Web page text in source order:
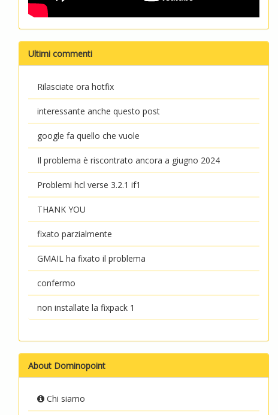
Ultimi commenti
Rilasciate ora hotfix
interessante anche questo post
google fa quello che vuole
Il problema è riscontrato ancora a giugno 2024
Problemi hcl verse 3.2.1 if1
THANK YOU
fixato parzialmente
GMAIL ha fixato il problema
confermo
non installate la fixpack 1
About Dominopoint
Chi siamo